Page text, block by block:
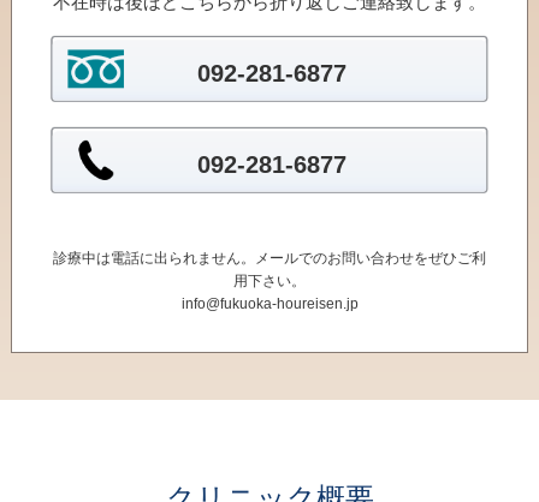
092-281-6877
092-281-6877
診療中は電話に出られません。メールでのお問い合わせをぜひご利
用下さい。
info@fukuoka-houreisen.jp